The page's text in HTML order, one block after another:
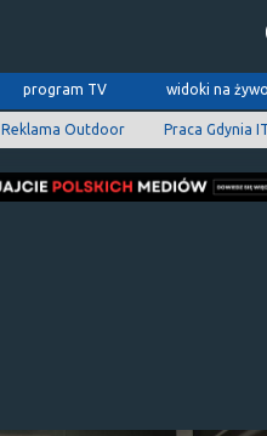
program TV widoki na
Reklama Outdoor Praca Gdynia